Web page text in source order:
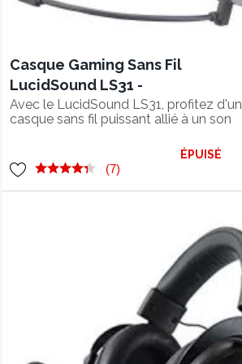
Casque Gaming Sans Fil
LucidSound LS31 -
PS5/PS4/XBOX
ONE/PC/SWITCH
Avec le LucidSound LS31, profitez d'un
casque sans fil puissant allié à un son
de confort est excellent. Un des
meilleurs rapport qualité/prix pour un
casque gamer ! Compatible PS5.
(7)
ÉPUISÉ